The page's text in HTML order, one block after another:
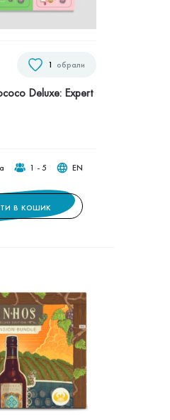
обрали
1
Deluxe: Expert
1 - 5 EN
в кошик